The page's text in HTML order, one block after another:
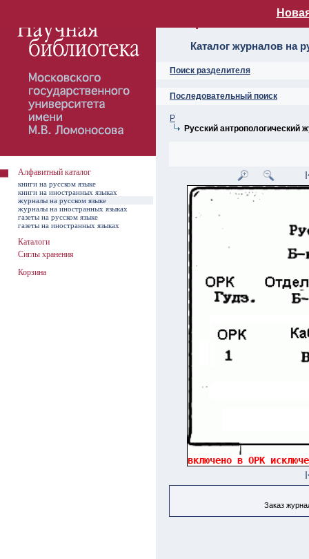
Алфавитный
Каталог журналов на
Поиск разделителя
Последовательный поиск
Р
Русский антропологический
Заказ
Алфавитный каталог
книги на русском языке
книги на иностранных языках
журналы на русском языке
журналы на иностранных языках
газеты на русском языке
газеты на иностранных языках
Каталоги
Сиглы хранения
Корзина